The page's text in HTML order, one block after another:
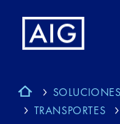
TRANSPORTES